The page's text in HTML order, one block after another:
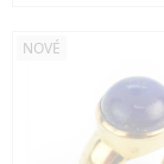
NOVÉ